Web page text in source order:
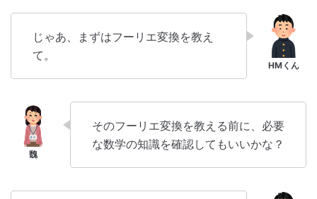
じゃあ、まずはフーリエ変換を教え
て。
そのフーリエ変換を教える前に、必要
な数学の知識を確認してもいいかな？